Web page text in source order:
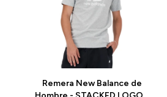
Remera New Balance de